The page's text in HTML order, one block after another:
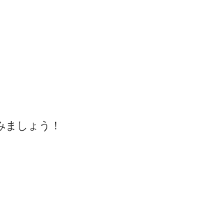
しょう！